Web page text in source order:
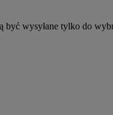
być wysyłane tylko do